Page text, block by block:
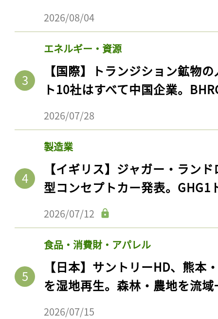
2026/08/04
エネルギー・資源
【国際】トランジション鉱物
ト10社はすべて中国企業。
2026/07/28
製造業
【イギリス】ジャガー・ラン
型コンセプトカー発表。GHG1
2026/07/12
食品・消費財・アパレル
【日本】サントリーHD、熊本
を湿地再生。森林・農地を流
2026/07/15